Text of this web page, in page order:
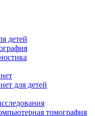
детей
для детей
томография